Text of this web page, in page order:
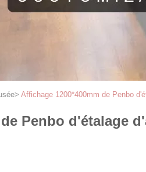
> Affichage 1200*400mm de Penbo
Penbo d'étalage